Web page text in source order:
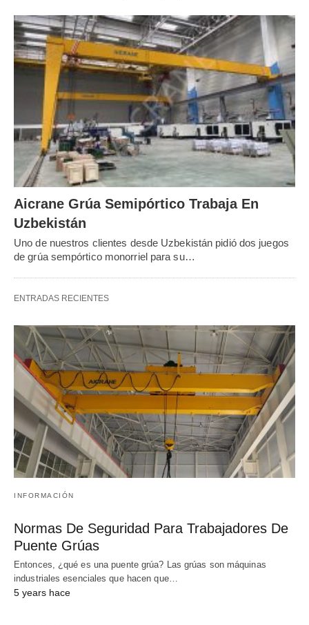
Aicrane Grúa Semipórtico Trabaja En
Uzbekistán
Uno de nuestros clientes desde Uzbekistán pidió dos juegos
de grúa sempórtico monorriel para su…
ENTRADAS RECIENTES
INFORMACIÓN
Normas De Seguridad Para Trabajadores De
Puente Grúas
Entonces, ¿qué es una puente grúa? Las grúas son máquinas
industriales esenciales que hacen que…
5 years hace